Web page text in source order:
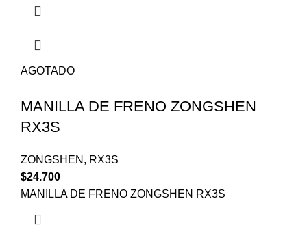
AGOTADO
MANILLA DE FRENO ZONGSHEN
RX3S
ZONGSHEN , RX3S
$24.700
MANILLA DE FRENO ZONGSHEN RX3S